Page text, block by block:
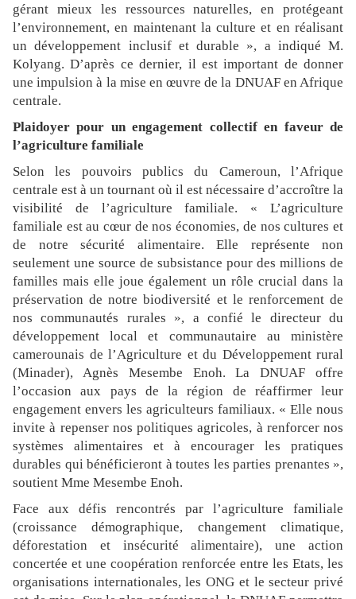
gérant mieux les ressources naturelles, en protégeant
l’environnement, en maintenant la culture et en réalisant
un développement inclusif et durable », a indiqué M.
Kolyang. D’après ce dernier, il est important de donner
une impulsion à la mise en œuvre de la DNUAF en Afrique
centrale.
Plaidoyer pour un engagement collectif en faveur de
l’agriculture familiale
Selon les pouvoirs publics du Cameroun, l’Afrique
centrale est à un tournant où il est nécessaire d’accroître la
visibilité de l’agriculture familiale. « L’agriculture
familiale est au cœur de nos économies, de nos cultures et
de notre sécurité alimentaire. Elle représente non
seulement une source de subsistance pour des millions de
familles mais elle joue également un rôle crucial dans la
préservation de notre biodiversité et le renforcement de
nos communautés rurales », a confié le directeur du
développement local et communautaire au ministère
camerounais de l’Agriculture et du Développement rural
(Minader), Agnès Mesembe Enoh. La DNUAF offre
l’occasion aux pays de la région de réaffirmer leur
engagement envers les agriculteurs familiaux. « Elle nous
invite à repenser nos politiques agricoles, à renforcer nos
systèmes alimentaires et à encourager les pratiques
durables qui bénéficieront à toutes les parties prenantes »,
soutient Mme Mesembe Enoh.
Face aux défis rencontrés par l’agriculture familiale
(croissance démographique, changement climatique,
déforestation et insécurité alimentaire), une action
concertée et une coopération renforcée entre les Etats, les
organisations internationales, les ONG et le secteur privé